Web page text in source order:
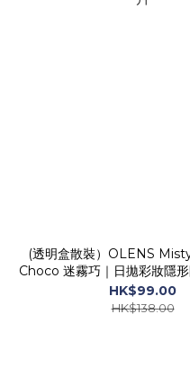
(透明盒散裝）OLENS
Choco 迷霧巧｜日拋彩妝隱
片
HK$99.00
HK$138.00